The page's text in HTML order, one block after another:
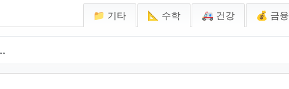
📁 기타 📐 수학 🚑 건강 💰 금융